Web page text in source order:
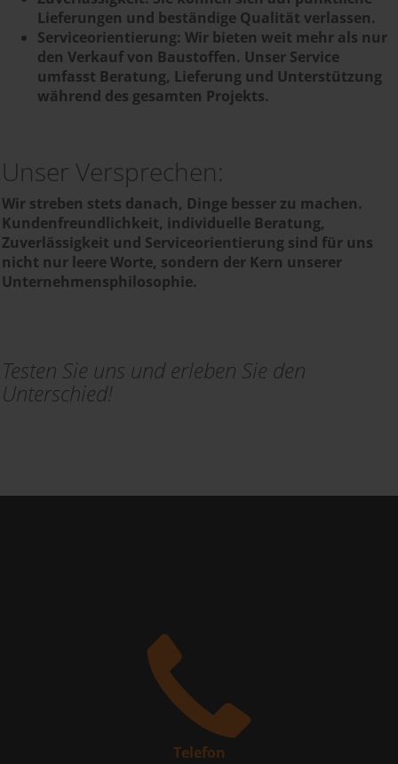
Lieferungen und beständige Qualität verlassen.
Serviceorientierung: Wir bieten weit mehr als nur
den Verkauf von Baustoffen. Unser Service
umfasst Beratung, Lieferung und Unterstützung
während des gesamten Projekts.
Unser Versprechen:
Wir streben stets danach, Dinge besser zu machen.
Kundenfreundlichkeit, individuelle Beratung,
Zuverlässigkeit und Serviceorientierung sind für uns
nicht nur leere Worte, sondern der Kern unserer
Unternehmensphilosophie.
Testen Sie uns und erleben Sie den
Unterschied!
Telefon